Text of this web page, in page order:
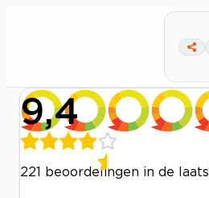
9,4
221 beoordelingen in de